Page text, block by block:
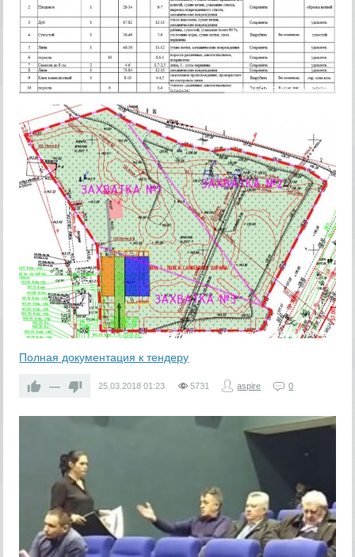
Полная документация к тендеру
— 25.03.2018 01:23 5731 aspire 0